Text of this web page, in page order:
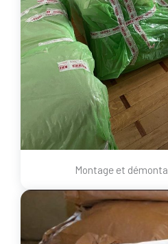
Montage et